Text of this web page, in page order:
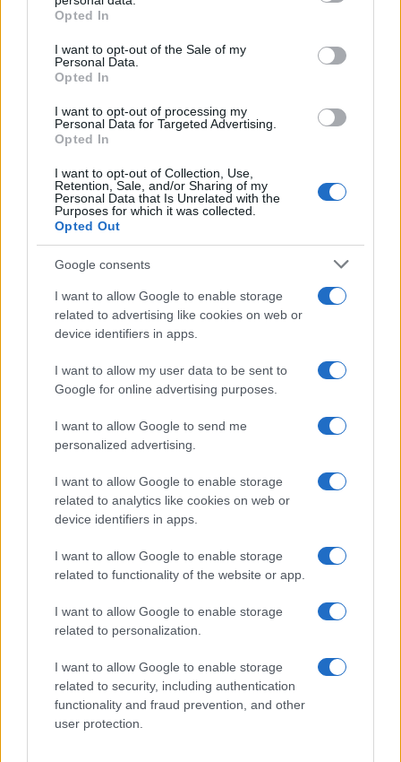
grant or deny consent to Google and its third-party tags to
use your data for below specified purposes in below Google
consent section.
Opted In
I want to opt-out of the Sale of my
Personal Data.
Opted In
I want to opt-out of processing my
Personal Data for Targeted Advertising.
Opted In
I want to opt-out of Collection, Use,
Retention, Sale, and/or Sharing of my
Personal Data that Is Unrelated with the
Purposes for which it was collected.
Opted Out
Google consents
I want to allow Google to enable storage
related to advertising like cookies on web or
device identifiers in apps.
I want to allow my user data to be sent to
Google for online advertising purposes.
I want to allow Google to send me
personalized advertising.
I want to allow Google to enable storage
related to analytics like cookies on web or
device identifiers in apps.
I want to allow Google to enable storage
related to functionality of the website or app.
I want to allow Google to enable storage
related to personalization.
I want to allow Google to enable storage
related to security, including authentication
functionality and fraud prevention, and other
user protection.
«ρατσιστικό χουλιγκανισμό» και την πρώτη
υπουργό, Μισέλ Ο’Νιλ, να χαρακτηρίζει τη βία ως
«καθαρά εγκληματική». Την ίδια στιγμή, οι
κοινότητες των μεταναστών εκφράζουν έντονη
ανησυχία για την ασφάλειά τους, με αρκετές
οικογένειες να αποφεύγουν τις μετακινήσεις τους
ή να φοβούνται να παραμείνουν στα σπίτια τους
χωρίς προστασία.
Καθώς τα καλέσματα για νέες συγκεντρώσεις
συνεχίζουν να κυκλοφορούν στο διαδίκτυο, η
αστυνομία της Βόρειας Ιρλανδίας έχει ήδη
ζητήσει ενισχύσεις από άλλες βρετανικές
δυνάμεις, προετοιμαζόμενη για το κρίσιμο
πρόκειται για τις σοβαρότερες ταραχές των
τελευταίων ετών και απευθύνουν έκκληση για
άμεση αυτοσυγκράτηση και αποκλιμάκωση της
ΑΚΟΛΟΥΘΗΣΤΕ ΜΑΣ ΣΤΟ GOOGLE
NEWS ΚΑΝΟΝΤΑΣ ΚΛΙΚ ΕΔΩ
TAGS
ΠΟΓΚΡΟΜ ΚΑΤΑ ΜΕΤΑΝΑΣΤΩΝ
Ροή Ειδήσεων
ΔΙΕΘΝΗ
07/08/26 - 20:05